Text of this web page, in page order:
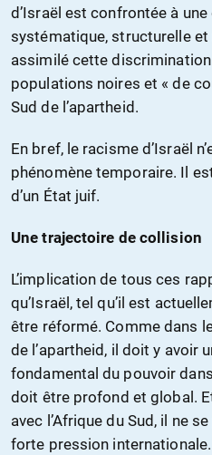
d’Israël est confrontée à
systématique, structurelle
assimilé cette discrimination
populations noires et « de
Sud de l’apartheid.
En bref, le racisme d’Israël
phénomène temporaire. Il
d’un État juif.
Une trajectoire de collision
L’implication de tous ces
qu’Israël, tel qu’il est
être réformé. Comme dans
de l’apartheid, il doit y avoir
fondamental du pouvoir
doit être profond et global.
avec l’Afrique du Sud, il ne
forte pression internationale.